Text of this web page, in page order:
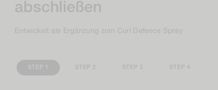
abschließen
Entwickelt als Ergänzung zum Curl Defence Spray
STEP 1 STEP 2 STEP 3 STEP 4